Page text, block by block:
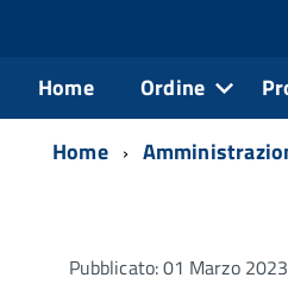
Home Ordine
Home
Pubblicato: 01 Marzo 2023